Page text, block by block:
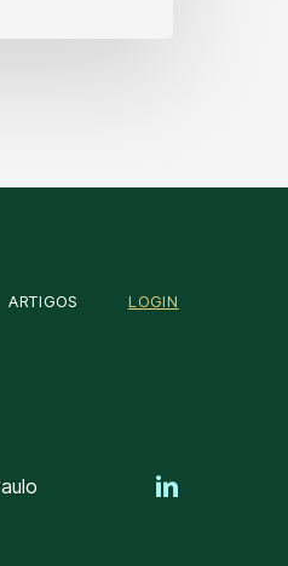
ARTIGOS LOGIN